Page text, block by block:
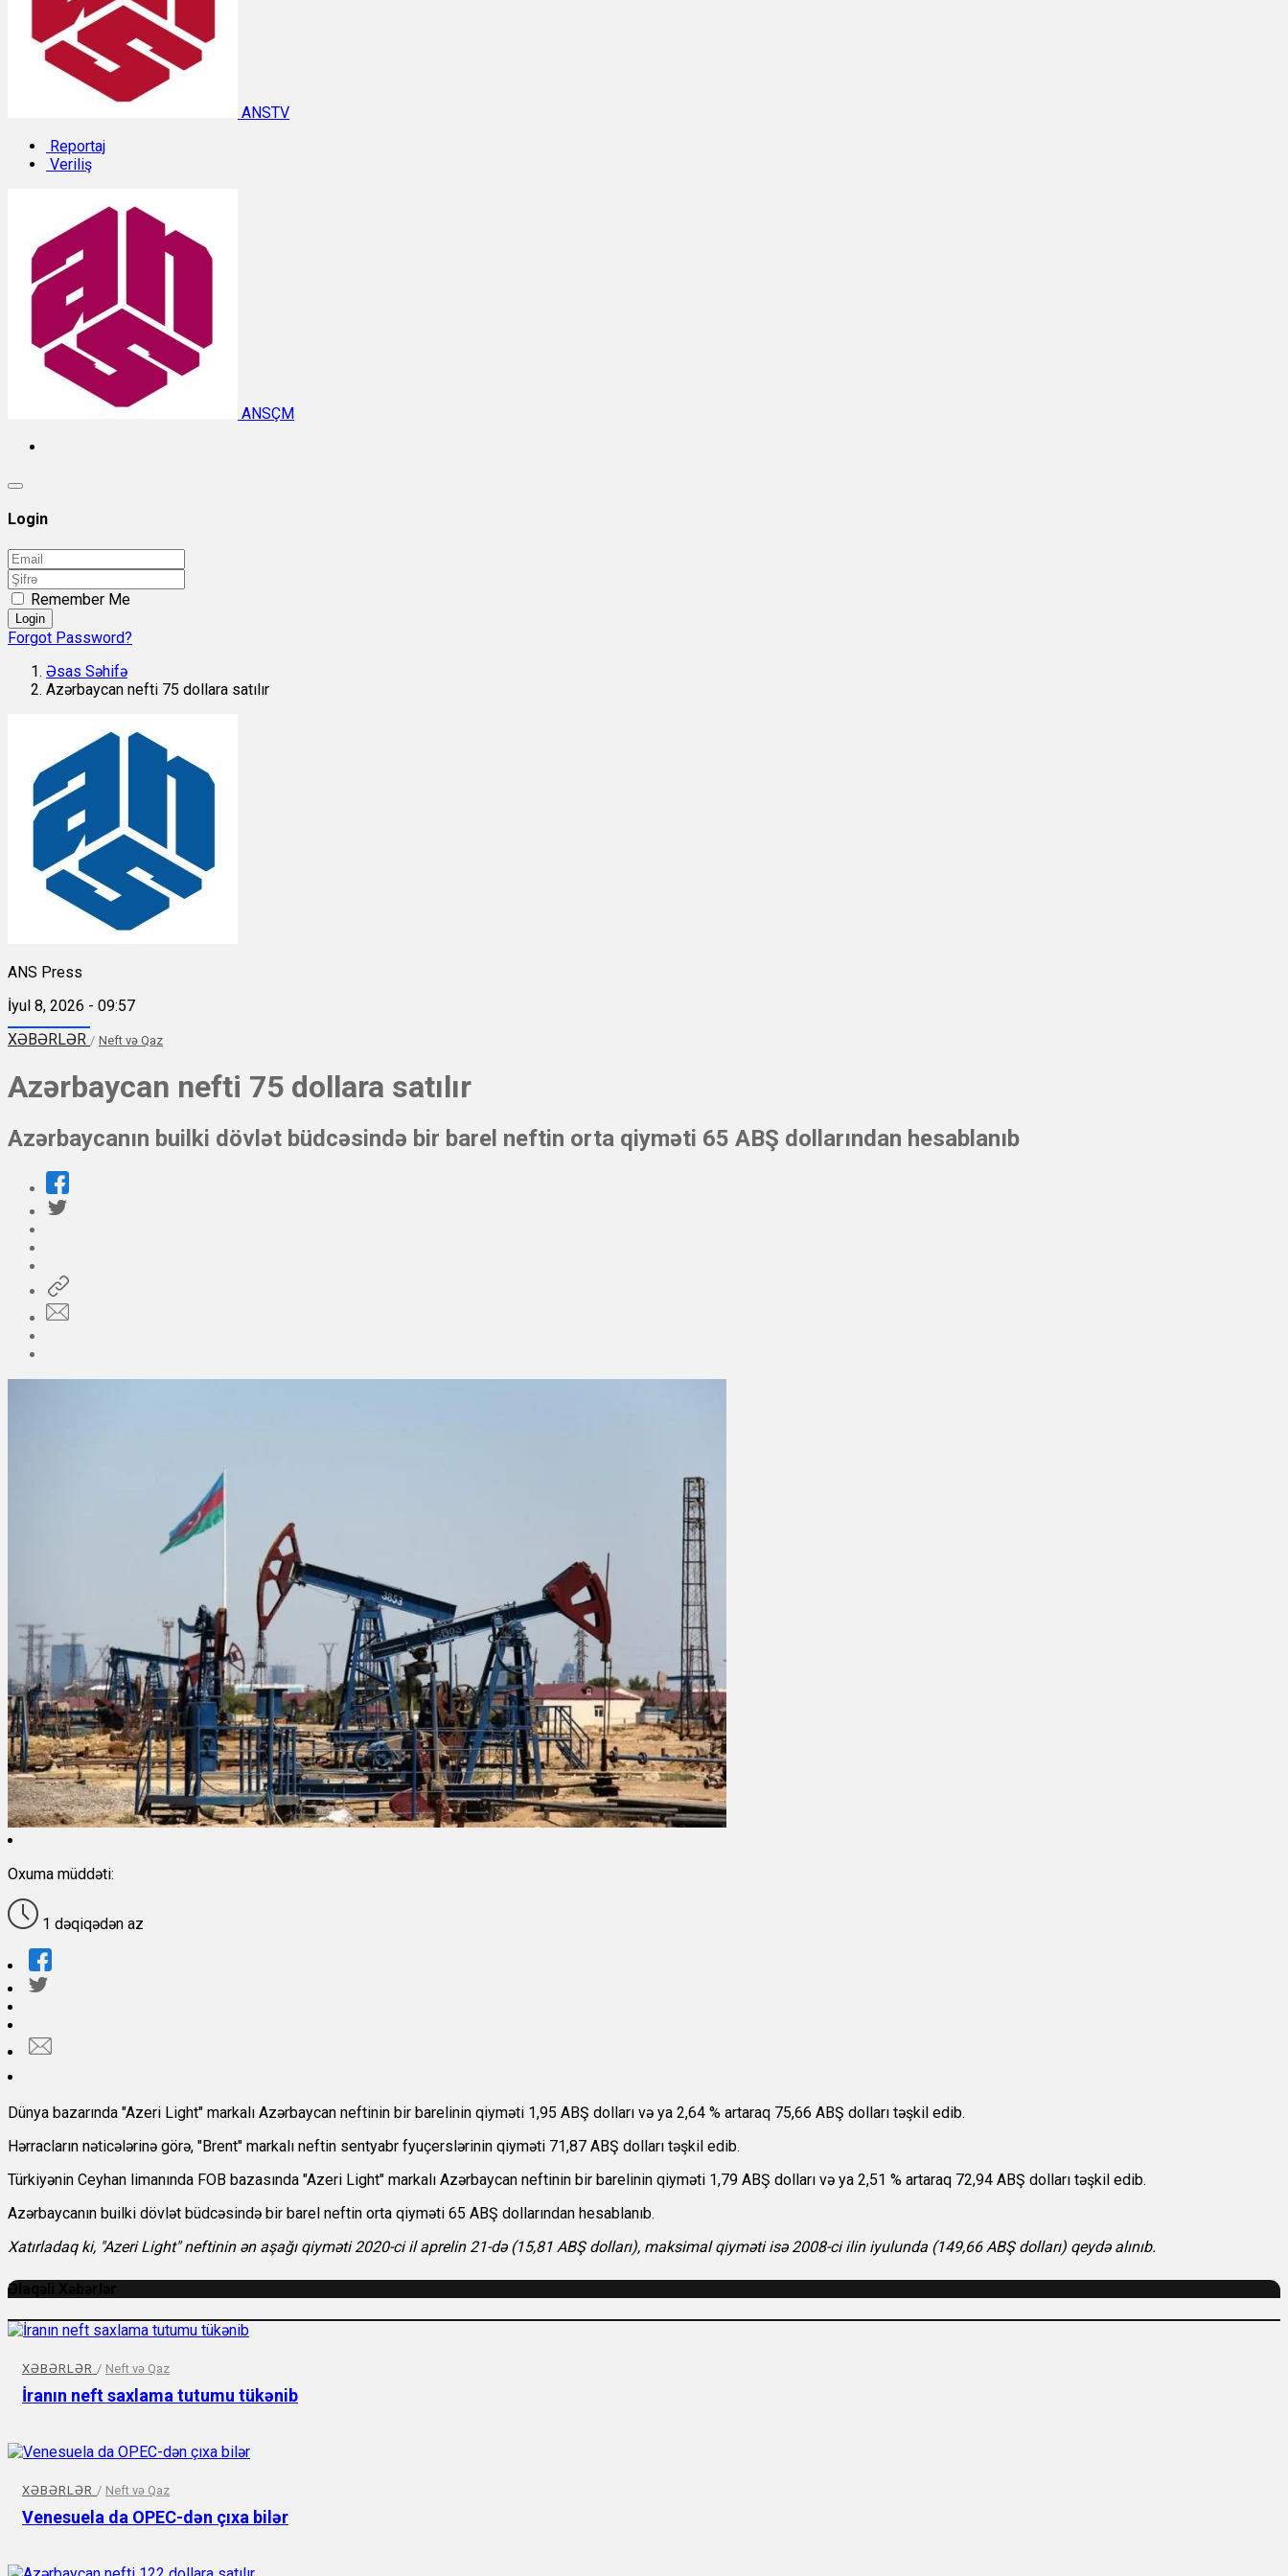
ANSTV
Reportaj
Veriliş
ANSÇM
Login
Remember Me
Login
Forgot Password?
Əsas Səhifə
Azərbaycan nefti 75 dollara satılır
ANS Press
İyul 8, 2026 - 09:57
XƏBƏRLƏR / Neft və Qaz
Azərbaycan nefti 75 dollara satılır
Azərbaycanın builki dövlət büdcəsində bir barel neftin orta qiyməti 65 ABŞ dollarından hesablanıb
Oxuma müddəti:
1 dəqiqədən az
Dünya bazarında "Azeri Light" markalı Azərbaycan neftinin bir barelinin qiyməti 1,95 ABŞ dolları və ya 2,64 % artaraq 75,66 ABŞ dolları təşkil edib.
Hərracların nəticələrinə görə, "Brent" markalı neftin sentyabr fyuçerslərinin qiyməti 71,87 ABŞ dolları təşkil edib.
Türkiyənin Ceyhan limanında FOB bazasında "Azeri Light" markalı Azərbaycan neftinin bir barelinin qiyməti 1,79 ABŞ dolları və ya 2,51 % artaraq 72,94 ABŞ dolları təşkil edib.
Azərbaycanın builki dövlət büdcəsində bir barel neftin orta qiyməti 65 ABŞ dollarından hesablanıb.
Xatırladaq ki, "Azeri Light" neftinin ən aşağı qiyməti 2020-ci il aprelin 21-də (15,81 ABŞ dolları), maksimal qiyməti isə 2008-ci ilin iyulunda (149,66 ABŞ dolları) qeydə alınıb.
Əlaqəli Xəbərlər
XƏBƏRLƏR / Neft və Qaz
İranın neft saxlama tutumu tükənib
XƏBƏRLƏR / Neft və Qaz
Venesuela da OPEC-dən çıxa bilər